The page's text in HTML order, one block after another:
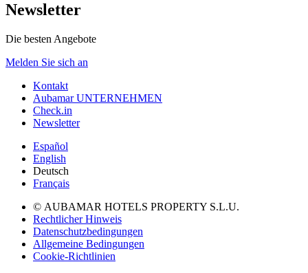
Newsletter
Die besten Angebote
Melden Sie sich an
Kontakt
Aubamar UNTERNEHMEN
Check.in
Newsletter
Español
English
Deutsch
Français
© AUBAMAR HOTELS PROPERTY S.L.U.
Rechtlicher Hinweis
Datenschutzbedingungen
Allgemeine Bedingungen
Cookie-Richtlinien